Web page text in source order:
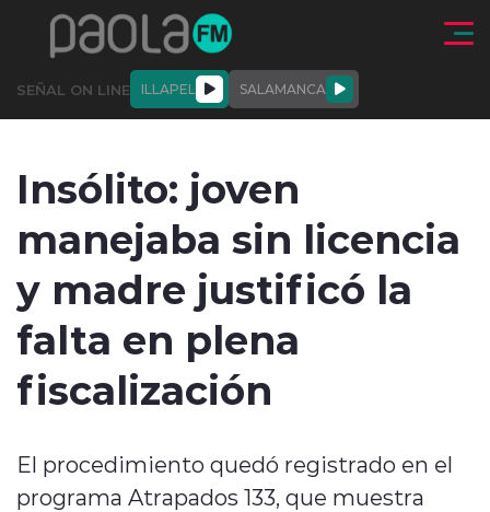
Click acá para ir directamente al contenido
SEÑAL ON LINE ILLAPEL SALAMANCA
ACTUALIDAD DEPORTES
modo claro
Insólito: joven
manejaba sin licencia
y madre justificó la
falta en plena
fiscalización
El procedimiento quedó registrado en el
programa Atrapados 133, que muestra